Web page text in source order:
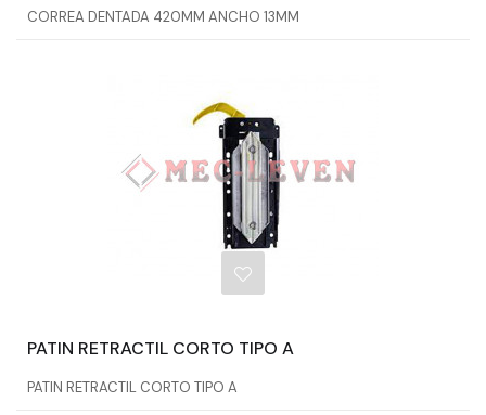
CORREA DENTADA 420MM ANCHO 13MM
PATIN RETRACTIL CORTO TIPO A
PATIN RETRACTIL CORTO TIPO A